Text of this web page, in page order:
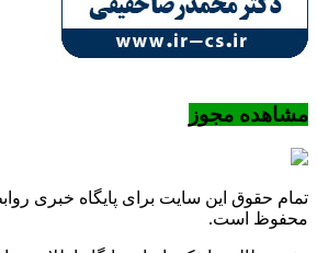
مشاهده مجوز
تمام حقوق این سایت برای پایگاه خبری
محفوظ است.